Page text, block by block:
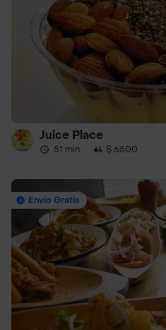
Juice Place
51 min · $ 6500
Envío Gratis